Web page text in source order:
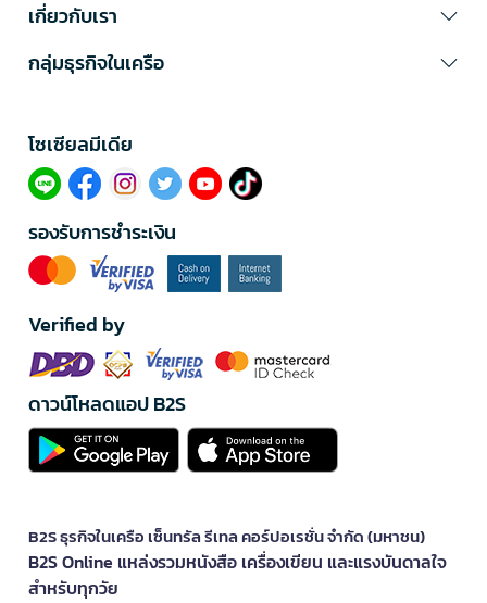
เกี่ยวกับเรา
กลุ่มธุรกิจในเครือ
โซเซียลมีเดีย​
รองรับการชำระเงิน
Verified by
ดาวน์โหลดแอป B2S
B2S ธุรกิจในเครือ เซ็นทรัล รีเทล คอร์ปอเรชั่น จำกัด (มหาชน)
B2S Online แหล่งรวมหนังสือ เครื่องเขียน และแรงบันดาลใจ
สำหรับทุกวัย